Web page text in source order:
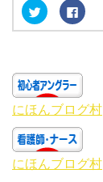
ク
リ
ッ
w
i
t
t
e
r
で
共
有
(
新
F
a
c
k
共
有
す
る
に
ク
リ
ッ
にほんブログ村
にほんブログ村